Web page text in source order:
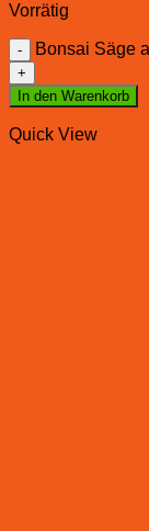
Vorrätig
Bonsai Säge
In den Warenkorb
Quick View